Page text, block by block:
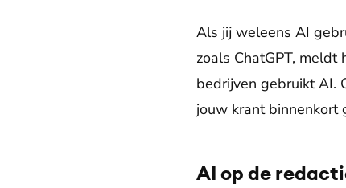
Als jij weleens AI
zoals ChatGPT, meldt
bedrijven gebruikt AI.
jouw krant binnenkort
AI op de